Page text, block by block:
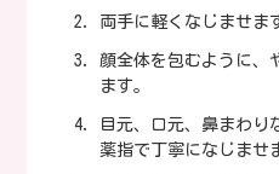
両手に軽くなじませま
顔全体を包むように、
ます。
目元、口元、鼻まわり
薬指で丁寧になじませ